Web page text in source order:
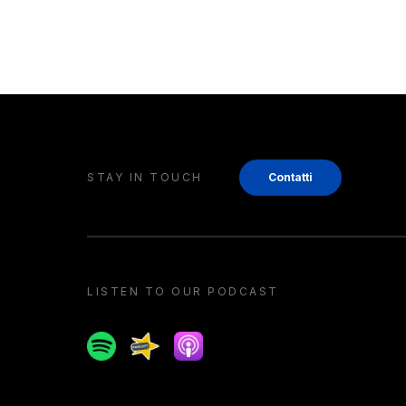
STAY IN TOUCH Contatti
LISTEN TO OUR PODCAST
SpotifySpreakerApple podcast